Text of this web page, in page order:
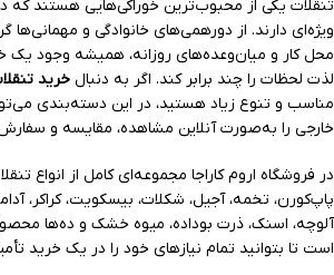
تنقلات یکی از محبوب‌ترین خوراکی‌هایی هستند که
ویژه‌ای دارند. از دورهمی‌های خانوادگی و مهمانی‌ها
محل کار و میان‌وعده‌های روزانه، همیشه وجود یک
لذت لحظات را چند برابر کند. اگر به دنبال خرید
مناسب و تنوع زیاد هستید، در این دسته‌بندی
خارجی را به‌صورت آنلاین مشاهده، مقایسه و
در فروشگاه اروم کاراجا مجموعه‌ای کامل از انواع
پاپ‌کورن، تخمه، آجیل، شکلات، بیسکویت، کراکر،
آلوچه، اسنک، ذرت بوداده، میوه خشک و ده‌ها
است تا بتوانید تمام نیازهای خود را در یک خرید